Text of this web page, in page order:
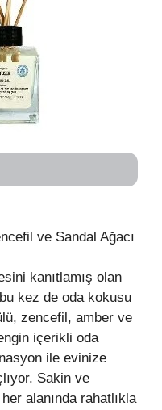
ve Sandal Ağacı
kanıtlamış olan
kez de oda kokusu
zencefil, amber ve
içerikli oda
ile evinize
Sakin ve
alanında rahatlıkla